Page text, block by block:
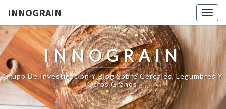
INNOGRAIN
INNOGRAIN
Grupo De Investigación Y Blog Sobre Cereales, Legumbres Y
Otros Granos.